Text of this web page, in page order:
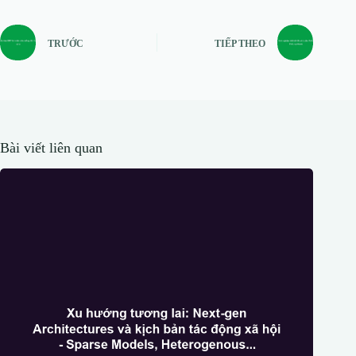
TRƯỚC TIẾP THEO
Bài viết liên quan